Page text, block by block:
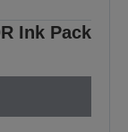
Ink Pack